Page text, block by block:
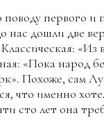
первого и
нас дошли две
«Пока народ
Похоже, сам
что именно
сто лет она